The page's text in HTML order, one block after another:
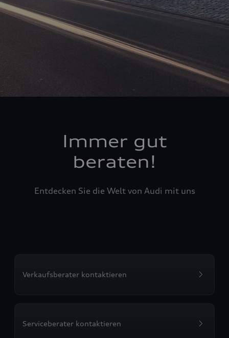
Immer gut
beraten!
Entdecken Sie die Welt von Audi mit uns
Verkaufsberater kontaktieren
Serviceberater kontaktieren